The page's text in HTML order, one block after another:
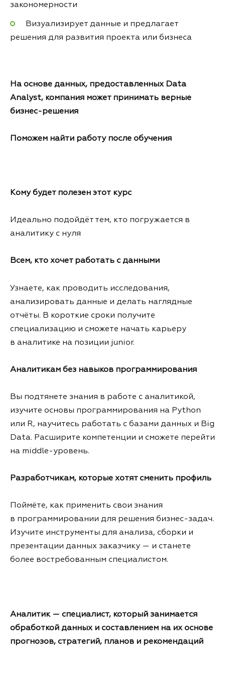
закономерности
Визуализирует данные и предлагает
решения для развития проекта или бизнеса
На основе данных, предоставленных Data
Analyst, компания может принимать верные
бизнес-решения
Поможем найти работу после обучения
Кому будет полезен этот курс
Идеально подойдёт тем, кто погружается в
аналитику с нуля
Всем, кто хочет работать с данными
Узнаете, как проводить исследования,
анализировать данные и делать наглядные
отчёты. В короткие сроки получите
специализацию и сможете начать карьеру
в аналитике на позиции junior.
Аналитикам без навыков программирования
Вы подтянете знания в работе с аналитикой,
изучите основы программирования на Python
или R, научитесь работать с базами данных и Big
Data. Расширите компетенции и сможете перейти
на middle-уровень.
Разработчикам, которые хотят сменить профиль
Поймёте, как применить свои знания
в программировании для решения бизнес-задач.
Изучите инструменты для анализа, сборки и
презентации данных заказчику — и станете
более востребованным специалистом.
Аналитик — специалист, который занимается
обработкой данных и составлением на их основе
прогнозов, стратегий, планов и рекомендаций